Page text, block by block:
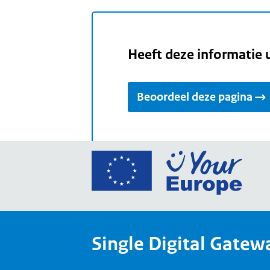
Heeft deze informatie
Beoordeel deze pagina
Ga
Your
Single Digital